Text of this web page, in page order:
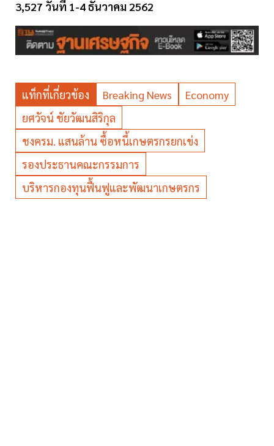
3,527 วันที่ 1-4 ธันวาคม 2562
แท็กที่เกี่ยวข้อง Breaking News
Economy
ยศวัจน์ ชัยวัฒนสิริกุล
ชงครม. แสนล้าน ซื้อหนี้เกษตรกรยกเข่ง
รองประธานคณะกรรมการ
บริหารกองทุนฟื้นฟูและพัฒนาเกษตรกร